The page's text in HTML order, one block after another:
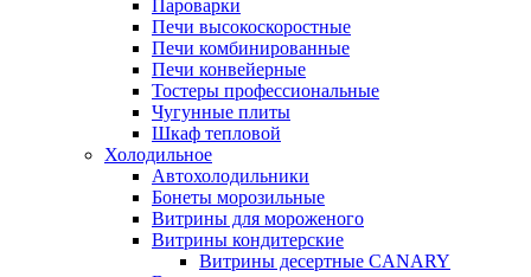
Пароварки
Печи высокоскоростные
Печи комбинированные
Печи конвейерные
Тостеры профессиональные
Чугунные плиты
Шкаф тепловой
Холодильное
Автохолодильники
Бонеты морозильные
Витрины для мороженого
Витрины кондитерские
Витрины десертные CANARY